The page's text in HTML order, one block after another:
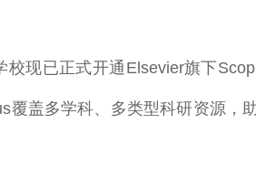
现已正式开通Elsevier旗下
覆盖多学科、多类型科研资源，